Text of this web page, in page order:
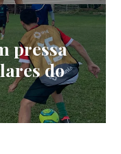
pressa
do